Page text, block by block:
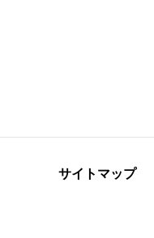
サイトマップ